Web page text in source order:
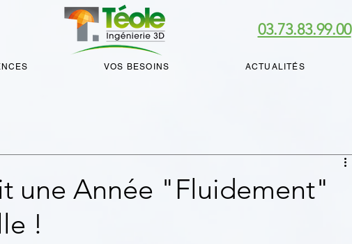
VOS BESOINS ACTUALITÉS
03.73.83.99.00
une Année "Fluidement"
!